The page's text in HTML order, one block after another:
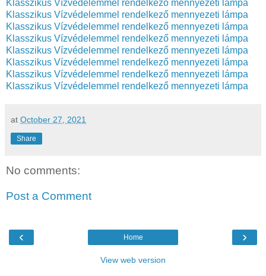
Klasszikus Vízvédelemmel rendelkező mennyezeti lámpa
Klasszikus Vízvédelemmel rendelkező mennyezeti lámpa
Klasszikus Vízvédelemmel rendelkező mennyezeti lámpa
Klasszikus Vízvédelemmel rendelkező mennyezeti lámpa
Klasszikus Vízvédelemmel rendelkező mennyezeti lámpa
Klasszikus Vízvédelemmel rendelkező mennyezeti lámpa
Klasszikus Vízvédelemmel rendelkező mennyezeti lámpa
Klasszikus Vízvédelemmel rendelkező mennyezeti lámpa
at October 27, 2021
Share
No comments:
Post a Comment
‹ ›
Home
View web version